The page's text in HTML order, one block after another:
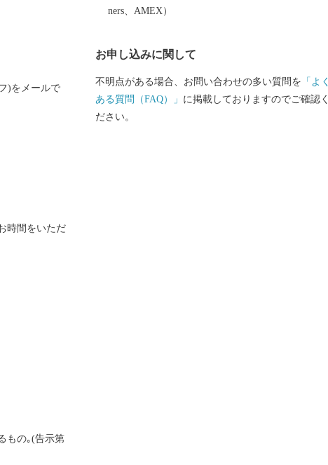
)をメールで
時間をいただ
もの｡(告示第
ners、AMEX）
お申し込みに関して
不明点がある場合、お問い合わせの多い質問を 「よく
ある質問（FAQ）」 に掲載しておりますのでご確認く
ださい。